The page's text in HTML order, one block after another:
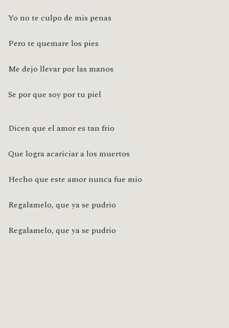
Yo no te culpo de mis penas
Pero te quemare los pies
Me dejo llevar por las manos
Se por que soy por tu piel
Dicen que el amor es tan frio
Que logra acariciar a los muertos
Hecho que este amor nunca fue mio
Regalamelo, que ya se pudrio
Regalamelo, que ya se pudrio